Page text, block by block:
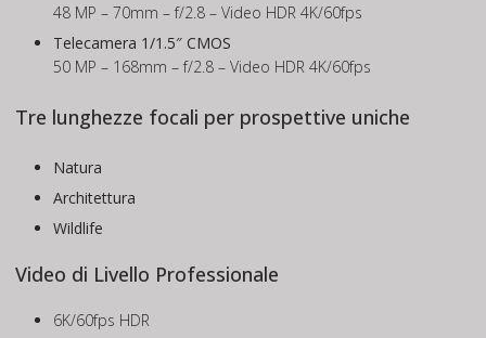
48 MP – 70mm – f/2.8 – Video HDR 4K/60fps
Telecamera 1/1.5″ CMOS
50 MP – 168mm – f/2.8 – Video HDR 4K/60fps
Tre lunghezze focali per prospettive uniche
Natura
Architettura
Wildlife
Video di Livello Professionale
6K/60fps HDR